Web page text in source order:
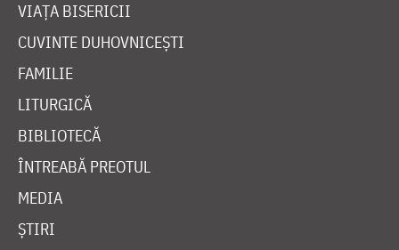
VIAȚA BISERICII
CUVINTE DUHOVNICEȘTI
FAMILIE
LITURGICĂ
BIBLIOTECĂ
ÎNTREABĂ PREOTUL
MEDIA
ȘTIRI